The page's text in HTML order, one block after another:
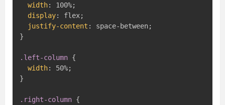
width: 100%;
display: flex;
justify-content : space-between;
}
.left-column {
width: 50%;
}
.right-column {